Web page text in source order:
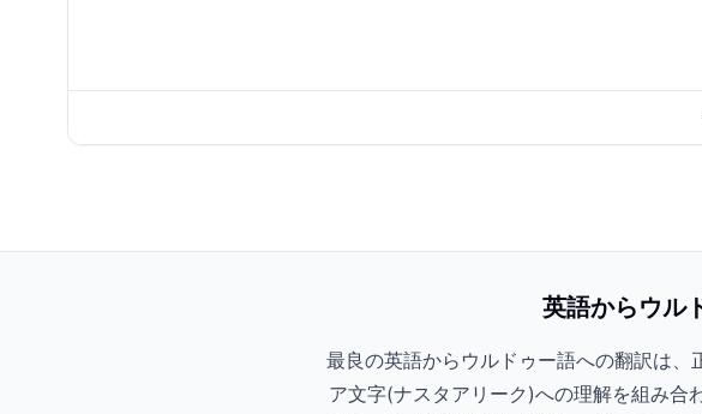
英語からウル
最良の英語からウルドゥー語への翻訳は
ア文字(ナスタアリーク)への理解を組み合